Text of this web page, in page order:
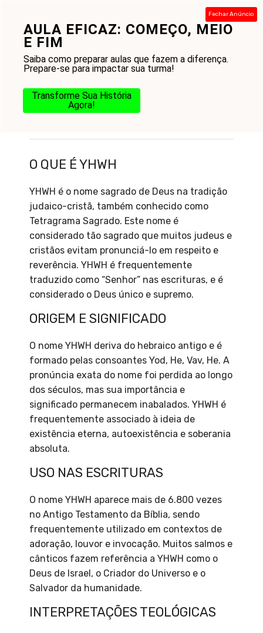
AULA EFICAZ: COMEÇO, MEIO
E FIM
Saiba como preparar aulas que fazem a diferença.
Prepare-se para impactar sua turma!
Transforme Sua História
Agora!
Fechar Anúncio
conteúdo
O QUE É YHWH
YHWH é o nome sagrado de Deus na tradição
judaico-cristã, também conhecido como
Tetragrama Sagrado. Este nome é
considerado tão sagrado que muitos judeus e
cristãos evitam pronunciá-lo em respeito e
reverência. YHWH é frequentemente
traduzido como “Senhor” nas escrituras, e é
considerado o Deus único e supremo.
ORIGEM E SIGNIFICADO
O nome YHWH deriva do hebraico antigo e é
formado pelas consoantes Yod, He, Vav, He. A
pronúncia exata do nome foi perdida ao longo
dos séculos, mas sua importância e
significado permanecem inabalados. YHWH é
frequentemente associado à ideia de
existência eterna, autoexistência e soberania
absoluta.
USO NAS ESCRITURAS
O nome YHWH aparece mais de 6.800 vezes
no Antigo Testamento da Bíblia, sendo
frequentemente utilizado em contextos de
adoração, louvor e invocação. Muitos salmos e
cânticos fazem referência a YHWH como o
Deus de Israel, o Criador do Universo e o
Salvador da humanidade.
INTERPRETAÇÕES TEOLÓGICAS